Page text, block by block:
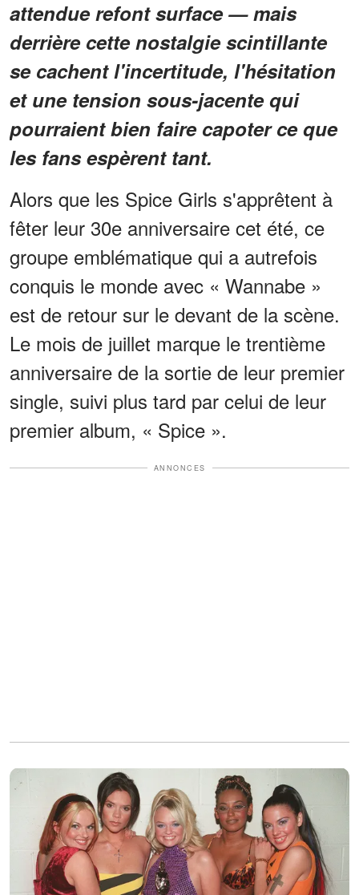
attendue refont surface — mais
derrière cette nostalgie scintillante
se cachent l'incertitude, l'hésitation
et une tension sous-jacente qui
pourraient bien faire capoter ce que
les fans espèrent tant.
Alors que les Spice Girls s'apprêtent à
fêter leur 30e anniversaire cet été, ce
groupe emblématique qui a autrefois
conquis le monde avec « Wannabe »
est de retour sur le devant de la scène.
Le mois de juillet marque le trentième
anniversaire de la sortie de leur premier
single, suivi plus tard par celui de leur
premier album, « Spice ».
ANNONCES